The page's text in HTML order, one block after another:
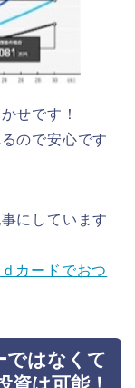
せです！
ので安心です
にしています
カードでおつ
ではなくて
資は可能！